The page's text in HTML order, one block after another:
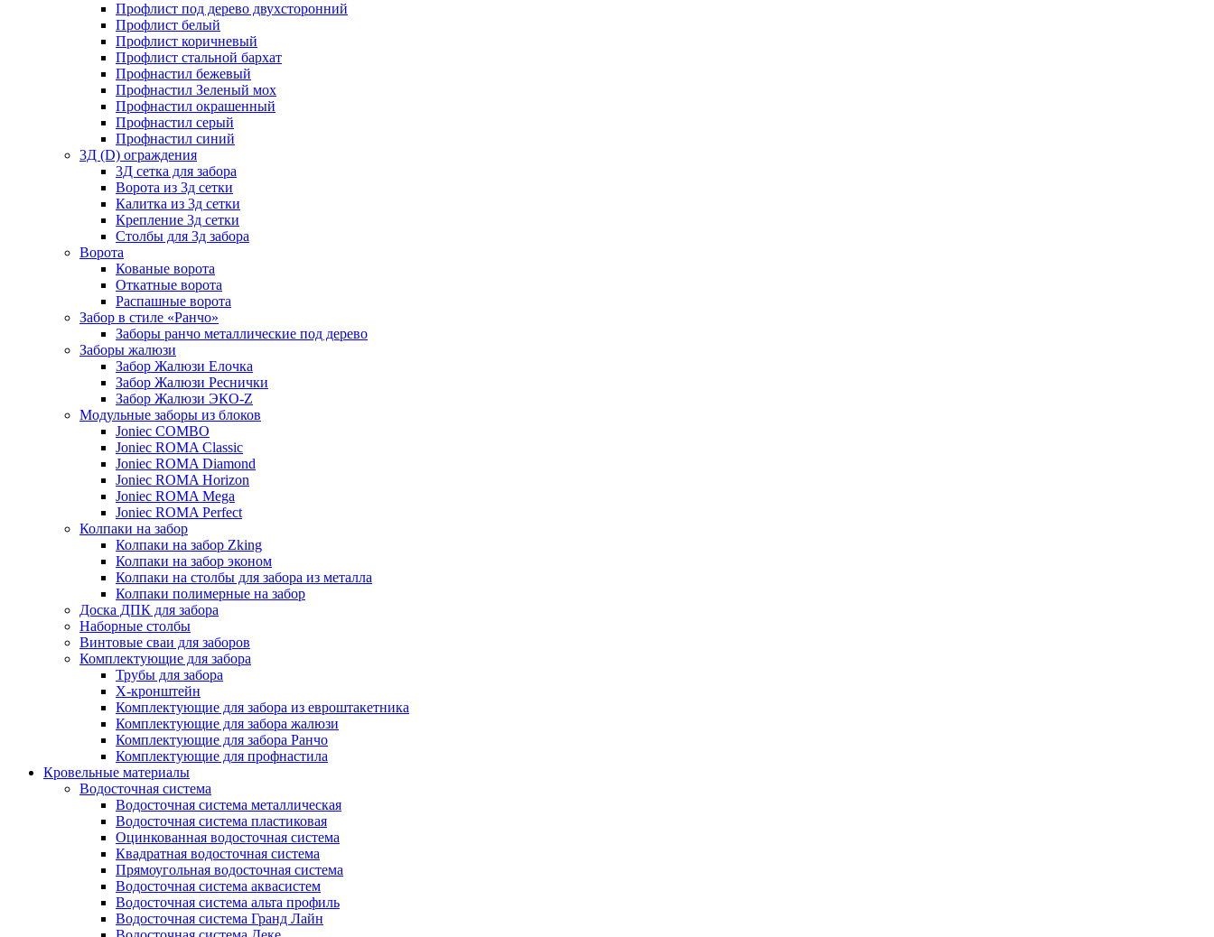
Профлист под дерево двухсторонний
Профлист белый
Профлист коричневый
Профлист стальной бархат
Профнастил бежевый
Профнастил Зеленый мох
Профнастил окрашенный
Профнастил серый
Профнастил синий
3Д (D) ограждения
3Д сетка для забора
Ворота из 3д сетки
Калитка из 3д сетки
Крепление 3д сетки
Столбы для 3д забора
Ворота
Кованые ворота
Откатные ворота
Распашные ворота
Забор в стиле «Ранчо»
Заборы ранчо металлические под дерево
Заборы жалюзи
Забор Жалюзи Елочка
Забор Жалюзи Реснички
Забор Жалюзи ЭКО-Z
Модульные заборы из блоков
Joniec COMBO
Joniec ROMA Classic
Joniec ROMA Diamond
Joniec ROMA Horizon
Joniec ROMA Mega
Joniec ROMA Perfect
Колпаки на забор
Колпаки на забор Zking
Колпаки на забор эконом
Колпаки на столбы для забора из металла
Колпаки полимерные на забор
Доска ДПК для забора
Наборные столбы
Винтовые сваи для заборов
Комплектующие для забора
Трубы для забора
Х-кронштейн
Комплектующие для забора из евроштакетника
Комплектующие для забора жалюзи
Комплектующие для забора Ранчо
Комплектующие для профнастила
Кровельные материалы
Водосточная система
Водосточная система металлическая
Водосточная система пластиковая
Оцинкованная водосточная система
Квадратная водосточная система
Прямоугольная водосточная система
Водосточная система аквасистем
Водосточная система альта профиль
Водосточная система Гранд Лайн